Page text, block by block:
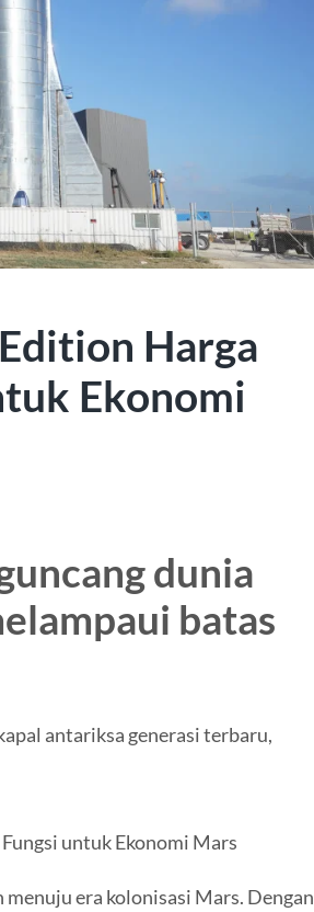
Harga
Ekonomi
dunia
batas
antariksa generasi terbaru,
untuk Ekonomi Mars
era kolonisasi Mars. Dengan